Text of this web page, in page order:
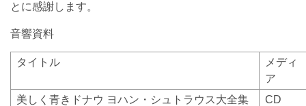
とに感謝します。
音響資料
タイトル
メディ
ア
美しく青きドナウ ヨハン・シュトラウス大全集
CD